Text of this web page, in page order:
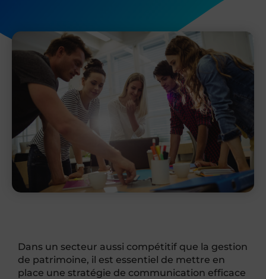
Dans un secteur aussi compétitif que la gestion
de patrimoine, il est essentiel de mettre en
place une stratégie de communication efficace